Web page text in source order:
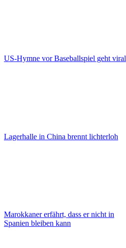
US-Hymne vor Baseballspiel geht viral
Lagerhalle in China brennt lichterloh
Marokkaner erfährt, dass er nicht in
Spanien bleiben kann